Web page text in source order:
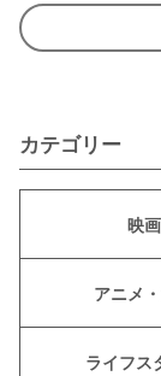
カテゴリー
映画
アニメ
ライフス